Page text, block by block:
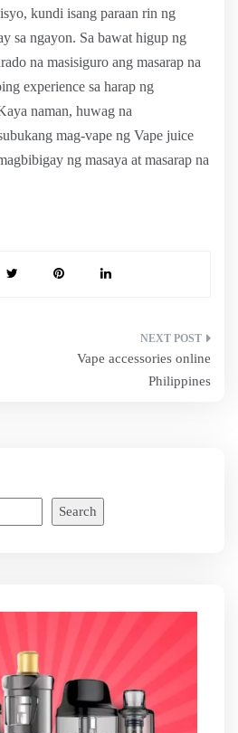
kundi isang paraan rin ng
sa ngayon. Sa bawat higup ng
na masisiguro ang masarap na
experience sa harap ng
naman, huwag na
mag-vape ng Vape juice
ng masaya at masarap na
Vape accessories online
Philippines
Search